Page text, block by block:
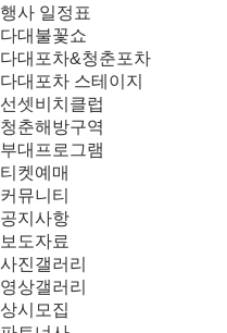
행사 일정표
다대불꽃쇼
다대포차&청춘포차
다대포차 스테이지
선셋비치클럽
청춘해방구역
부대프로그램
티켓예매
커뮤니티
공지사항
보도자료
사진갤러리
영상갤러리
상시모집